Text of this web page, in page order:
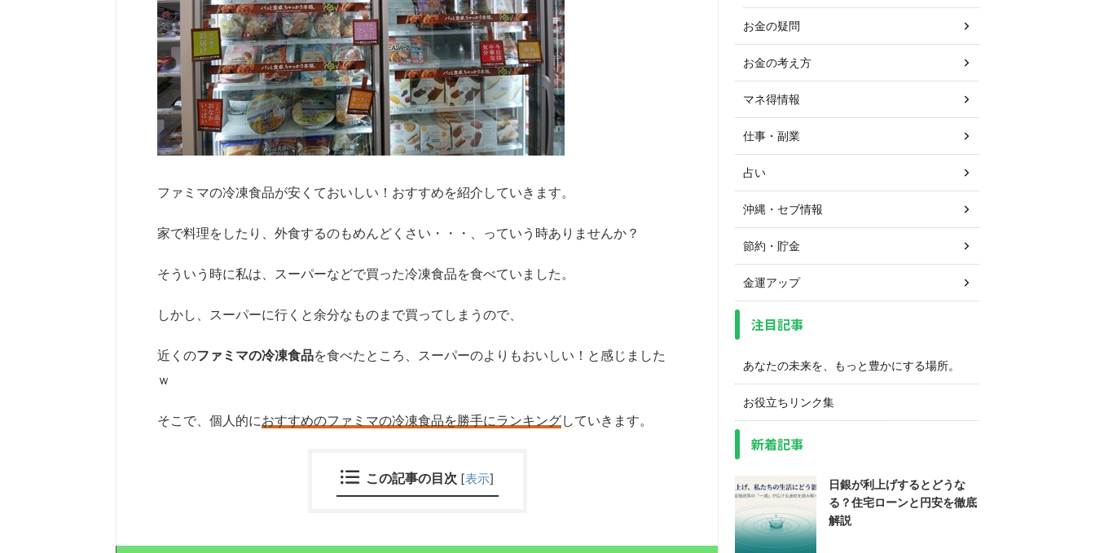
ファミマの冷凍食品が安くておいしい！おすすめを紹介していきます。
家で料理をしたり、外食するのもめんどくさい・・・、っていう時ありませんか？
そういう時に私は、スーパーなどで買った冷凍食品を食べていました。
しかし、スーパーに行くと余分なものまで買ってしまうので、
近くのファミマの冷凍食品を食べたところ、スーパーのよりもおいしい！と感じました
ｗ
そこで、個人的におすすめのファミマの冷凍食品を勝手にランキングしていきます。
この記事の目次 [表示]
お金の疑問
お金の考え方
マネ得情報
仕事・副業
占い
沖縄・セブ情報
節約・貯金
金運アップ
注目記事
あなたの未来を、もっと豊かにする場所。
お役立ちリンク集
新着記事
日銀が利上げするとどうな
る？住宅ローンと円安を徹底
解説